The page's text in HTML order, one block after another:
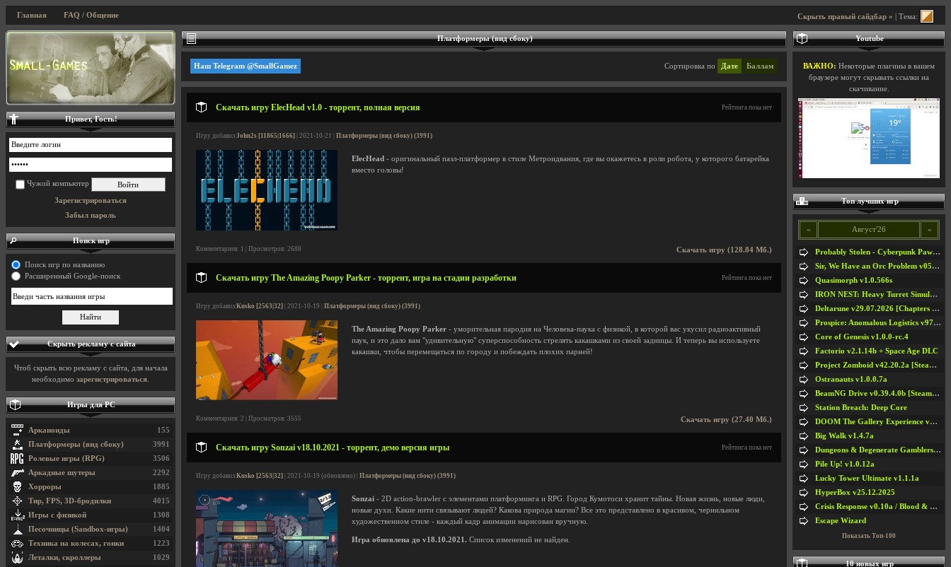
Скрыть правый сайдбар » | Тема:
Главная FAQ / Общение
Платформеры (вид сбоку)
Сортировка по Дате Баллам
Наш Telegram @SmallGamez
Скачать игру ElecHead v1.0 - торрент, полная версия Рейтинга пока нет
Игру добавил John2s [11865|1666] | 2021-10-21 | Платформеры (вид сбоку) (3991)
ElecHead - оригинальный пазл-платформер в стиле Метроидвания, где вы окажетесь в роли робота, у которого батарейка
вместо головы!
Скачать игру (128.84 Мб.)
Комментариев: 1 | Просмотров: 2688
Скачать игру The Amazing Poopy Parker - торрент, игра на стадии разработки Рейтинга пока нет
Игру добавил Kusko [2563|32] | 2021-10-19 | Платформеры (вид сбоку) (3991)
The Amazing Poopy Parker - уморительная пародия на Человека-паука с физикой, в которой вас укусил радиоактивный
паук, и это дало вам "удивительную" суперспособность стрелять какашками из своей задницы. И теперь вы используете
какашки, чтобы перемещаться по городу и побеждать плохих парней!
Скачать игру (27.40 Мб.)
Комментариев: 2 | Просмотров: 3555
Скачать игру Sonzai v18.10.2021 - торрент, демо версия игры Рейтинга пока нет
Игру добавил Kusko [2563|32] | 2021-10-19 (обновлено) | Платформеры (вид сбоку) (3991)
Sonzai - 2D action-brawler с элементами платформинга и RPG. Город Кумотоси хранит тайны. Новая жизнь, новые люди,
новые духи. Какие нити связывают людей? Какова природа магии? Все это представлено в красивом, чернильном
художественном стиле - каждый кадр анимации нарисован вручную.
Игра обновлена до v18.10.2021. Список изменений не найден.
Привет, Гость!
Чужой компьютер
Зарегистрироваться
Забыл пароль
Поиск игр
Поиск игр по названию
Расширенный Google-поиск
Скрыть рекламу с сайта
Чтоб скрыть всю рекламу с сайта, для начала
необходимо зарегистрироваться
Игры для PC
155
Арканоиды
3991
Платформеры (вид сбоку)
3506
Ролевые игры (RPG)
2292
Аркадные шутеры
1885
Хорроры
4015
Тир, FPS, 3D-бродилки
1308
Игры с физикой
1404
Песочницы (Sandbox-игры)
1223
Техника на колесах, гонки
1029
Леталки, скроллеры
Youtube
ВАЖНО: Некоторые плагины в вашем
браузере могут скрывать ссылки на
скачивание.
Топ лучших игр
« Август'26 »
Probably Stolen - Cyberpunk Pawnshop Simulator v048c [Playtest]
Sir, We Have an Orc Problem v05.08.2026
Quasimorph v1.0.566s
IRON NEST: Heavy Turret Simulator v1.0a
Deltarune v29.07.2026 [Chapters 1-5] / + RUS [Chapters 1-5]
Prospice: Anomalous Logistics v97 [Playtest]
Core of Genesis v1.0.0-rc.4
Factorio v2.1.14b + Space Age DLC
Project Zomboid v42.20.2a [Steam Early Access]
Ostranauts v1.0.0.7a
BeamNG Drive v0.39.4.0b [Steam Early Access]
Station Breach: Deep Core
DOOM The Gallery Experience v1.4.2
Big Walk v1.4.7a
Dungeons & Degenerate Gamblers v2.0.2a
Pile Up! v1.0.12a
Lucky Tower Ultimate v1.1.1a
HyperBox v25.12.2025
Crisis Response v0.10a / Blood & Bullet
Escape Wizard
Показать Топ-100
10 новых игр